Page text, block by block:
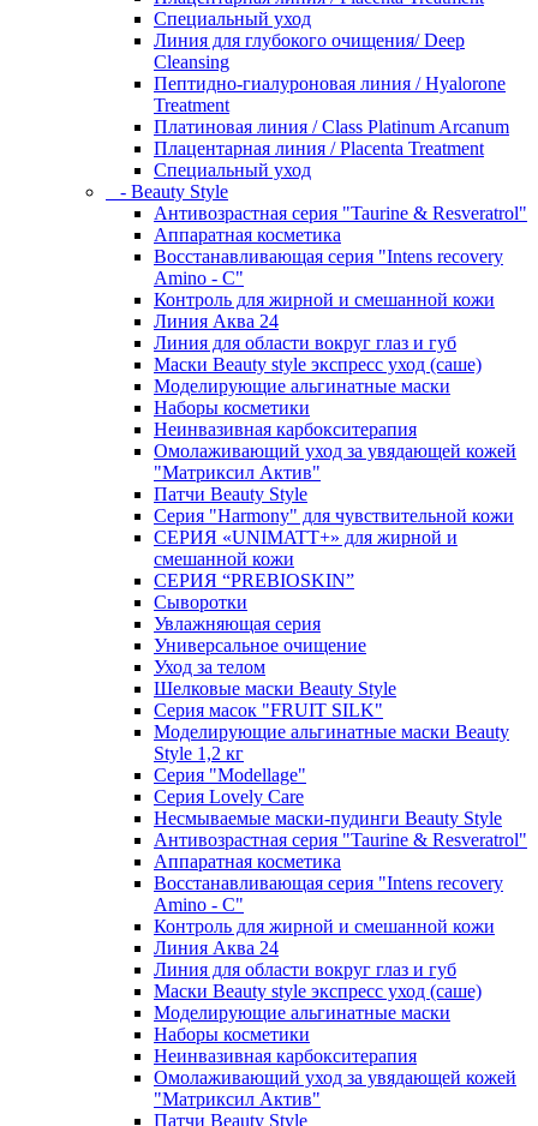
Специальный уход
Линия для глубокого очищения/ Deep
Cleansing
Пептидно-гиалуроновая линия / Hyalorone
Treatment
Платиновая линия / Class Platinum Arcanum
Плацентарная линия / Placenta Treatment
Специальный уход
- Beauty Style
Антивозрастная серия "Taurine & Resveratrol"
Аппаратная косметика
Восстанавливающая серия "Intens recovery
Amino - C"
Контроль для жирной и смешанной кожи
Линия Аква 24
Линия для области вокруг глаз и губ
Маски Beauty style экспресс уход (саше)
Моделирующие альгинатные маски
Наборы косметики
Неинвазивная карбокситерапия
Омолаживающий уход за увядающей кожей
"Матриксил Актив"
Патчи Beauty Style
Серия "Harmony" для чувствительной кожи
СЕРИЯ «UNIMATT+» для жирной и
смешанной кожи
СЕРИЯ “PREBIOSKIN”
Сыворотки
Увлажняющая серия
Универсальное очищение
Уход за телом
Шелковые маски Beauty Style
Серия масок "FRUIT SILK"
Моделирующие альгинатные маски Beauty
Style 1,2 кг
Серия "Modellage"
Cерия Lovely Care
Несмываемые маски-пудинги Beauty Style
Антивозрастная серия "Taurine & Resveratrol"
Аппаратная косметика
Восстанавливающая серия "Intens recovery
Amino - C"
Контроль для жирной и смешанной кожи
Линия Аква 24
Линия для области вокруг глаз и губ
Маски Beauty style экспресс уход (саше)
Моделирующие альгинатные маски
Наборы косметики
Неинвазивная карбокситерапия
Омолаживающий уход за увядающей кожей
"Матриксил Актив"
Патчи Beauty Style